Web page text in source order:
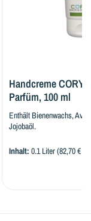
Handcreme CORYT
Parfüm, 100 ml
Bienenwachs,
0.1 Liter(82,70 € / 1